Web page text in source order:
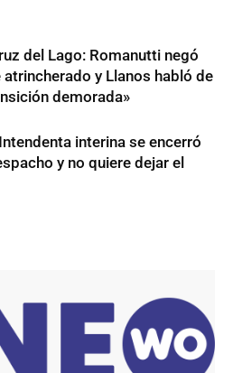
del Lago: Romanutti negó
atrincherado y Llanos habló de
demorada»
interina se encerró
y no quiere dejar el